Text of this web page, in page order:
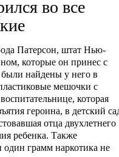
во все
Патерсон, штат Нью-
которые он принес с
найдены у него в
мешочки с
которая
героина, в детский
отца двухлетнего
ребенка. Также
один грамм наркотика не